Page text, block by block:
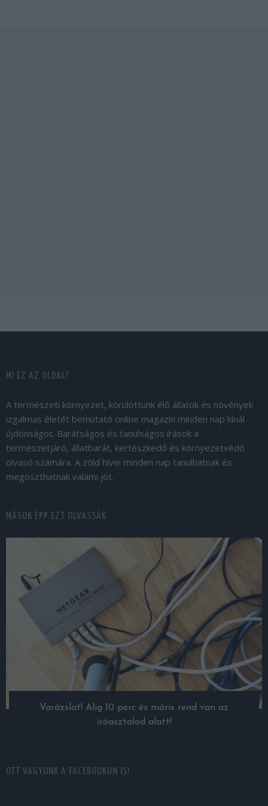
MI EZ AZ OLDAL?
A természeti környezet, körülöttünk élő állatok és növények
izgalmas életét bemutató online magazin minden nap kínál
újdonságot. Barátságos és tanulságos írások a
természetjáró, állatbarát, kertészkedő és környezetvédő
olvasó számára. A zöld hívei minden nap tanulhatnak és
megoszthatnak valami jót.
MÁSOK ÉPP EZT OLVASSÁK
Varázslat! Alig 10 perc és máris rend van az
íróasztalod alatt!
OTT VAGYUNK A FACEBOOKON IS!